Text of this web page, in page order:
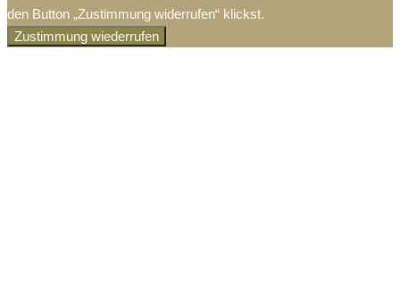
den Button „Zustimmung widerrufen“ klickst.
Zustimmung wiederrufen